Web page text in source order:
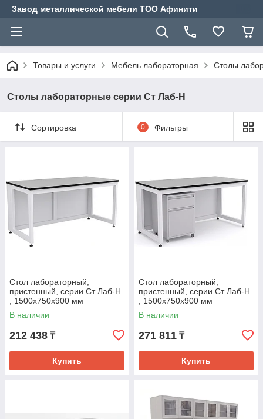
Завод металлической мебели ТОО Афинити
Товары и услуги Мебель лабораторная Столы
Столы лабораторные серии Ст Лаб-Н
Сортировка 0 Фильтры
Стол лабораторный,
пристенный, серии Ст Лаб-Н
, 1500х750х900 мм
(Столешница TRESPA 16 мм)
В наличии
212 438 ₸
Купить
Стол лабораторный,
пристенный, серии Ст Лаб-Н
, 1500х750х900 мм
(Столешница TRESPA 16 мм)
с мобильной тумбой
В наличии
271 811 ₸
Купить